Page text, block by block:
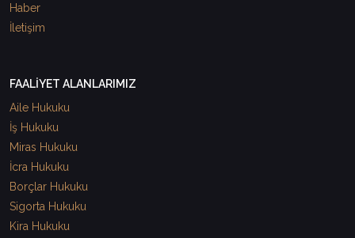
Haber
İletişim
FAALİYET ALANLARIMIZ
Aile Hukuku
İş Hukuku
Miras Hukuku
İcra Hukuku
Borçlar Hukuku
Sigorta Hukuku
Kira Hukuku